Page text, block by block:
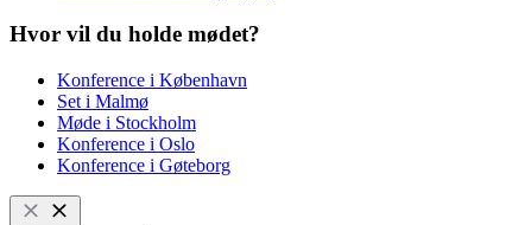
Hvor vil du holde mødet?
Konference i København
Set i Malmø
Møde i Stockholm
Konference i Oslo
Konference i Gøteborg